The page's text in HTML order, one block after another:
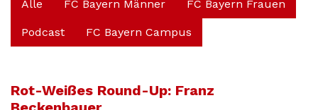
Alle FC Bayern Männer FC Bayern Frauen
Podcast FC Bayern Campus
Rot-Weißes Round-Up: Franz